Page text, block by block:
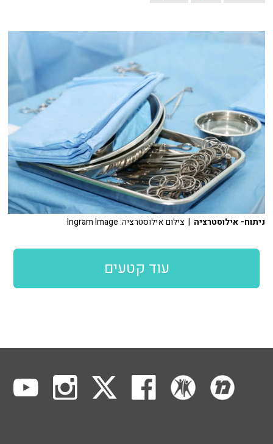
ניתוח- אילוסטרציה | צילום אילוסטרציה: Ingram Image
עוד קטעים